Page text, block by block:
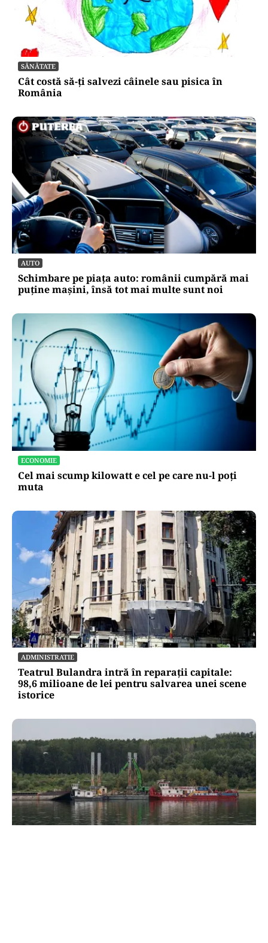
SĂNĂTATE
Cât costă să-ți salvezi câinele sau pisica în
România
AUTO
Schimbare pe piața auto: românii cumpără mai
puține mașini, însă tot mai multe sunt noi
ECONOMIE
Cel mai scump kilowatt e cel pe care nu-l poți
muta
ADMINISTRATIE
Teatrul Bulandra intră în reparații capitale:
98,6 milioane de lei pentru salvarea unei scene
istorice